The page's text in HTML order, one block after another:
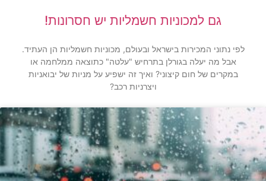
גם למכוניות חשמליות יש חסרונות!
לפי נתוני המכירות בישראל ובעולם, מכוניות חשמליות הן העתיד.
אבל מה יעלה בגורלן בתרחיש "עלטה" כתוצאה ממלחמה או
במקרים של חום קיצוני? ואיך זה ישפיע על מניות של יבואניות
ויצרניות רכב?